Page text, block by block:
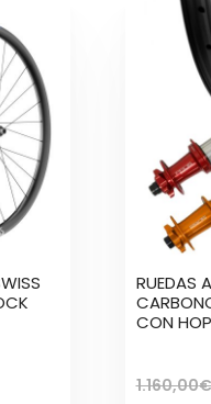
RUEDAS
CON
1.160,00€
producto
múltiples
opciones
se
pueden
elegir
página
de